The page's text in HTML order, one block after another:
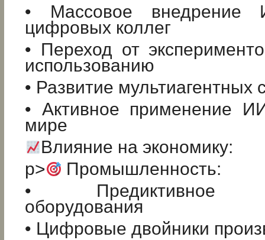
• Массовое внедрение
цифровых коллег
• Переход от
использованию
• Развитие мультиагентных
• Активное применение
мире
Влияние на экономику:
p>
Промышленность:
• Предиктивное
оборудования
• Цифровые двойники